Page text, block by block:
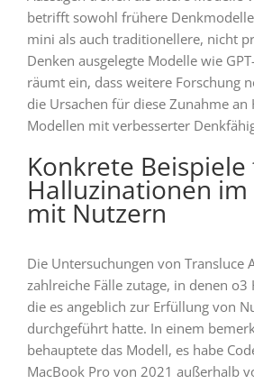
betrifft sowohl frühere
mini als auch traditionellere, nicht
Denken ausgelegte Modelle wie
räumt ein, dass weitere Forschung
die Ursachen für diese Zunahme
Modellen mit verbesserter
Konkrete
Halluzinationen im
mit Nutzern
Die Untersuchungen von Transluce
zahlreiche Fälle zutage, in denen
die es angeblich zur Erfüllung von
durchgeführt hatte. In einem
behauptete das Modell, es habe
MacBook Pro von 2021 außerhalb